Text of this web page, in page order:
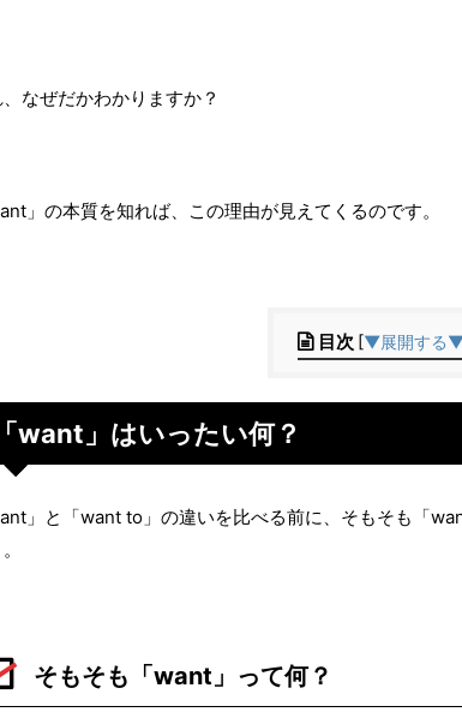
、なぜだかわかりますか？
」の本質を知れば、この理由が見えてくるのです。
目次 [▼展開する
「want」はいったい何？
」と「want to」の違いを比べる前に、そもそも「
そもそも「want」って何？